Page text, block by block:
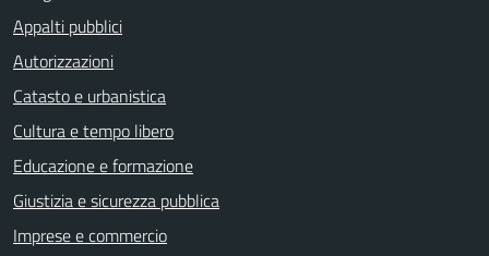
Appalti pubblici
Autorizzazioni
Catasto e urbanistica
Cultura e tempo libero
Educazione e formazione
Giustizia e sicurezza pubblica
Imprese e commercio